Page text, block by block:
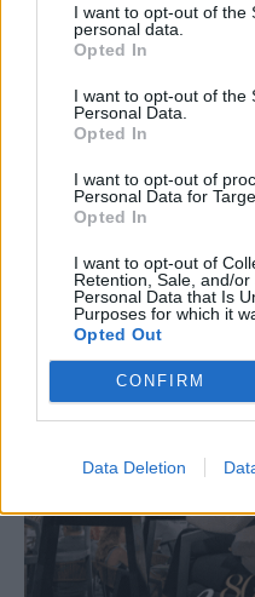
I want to opt-out of the
personal data.
Opted In
I want to opt-out of the
Personal Data.
Opted In
I want to opt-out of
Personal Data for
Opted In
I want to opt-out of
Retention, Sale, and/
Personal Data that Is
Purposes for which it
Opted Out
CONFIRM
Data Deletion